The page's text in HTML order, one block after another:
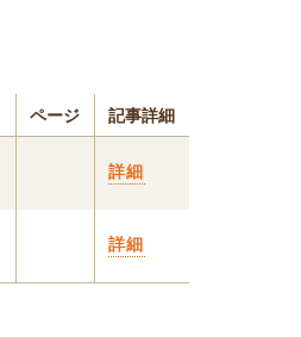
ページ 記事詳細
詳細
詳細